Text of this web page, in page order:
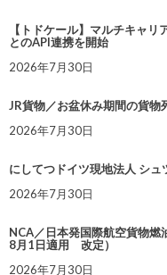
【トドケール】マルチキャ
とのAPI連携を開始
2026年7月30日
JR貨物／お盆休み期間の貨物
2026年7月30日
にしてつドイツ現地法人 シ
2026年7月30日
NCA／日本発国際航空貨物
8月1日適用 改定）
2026年7月30日